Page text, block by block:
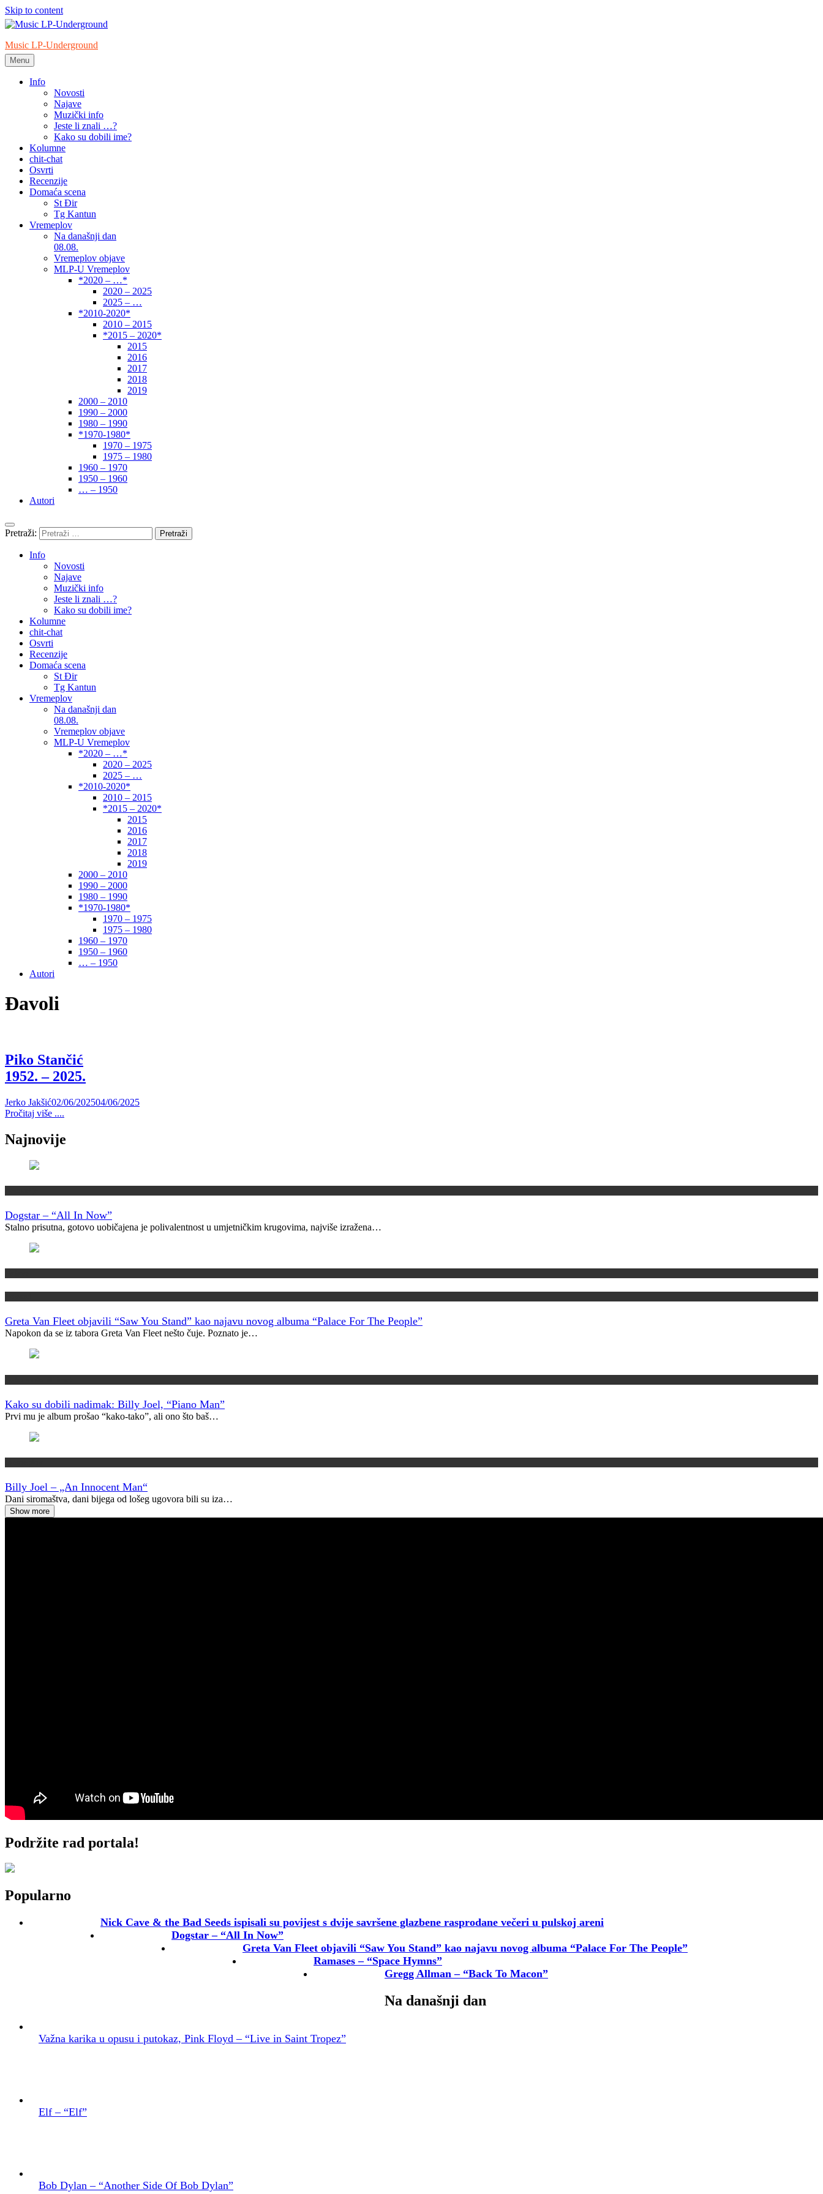
Skip to content
Music LP-Underground
samo muzika i …..
Menu
Info
Novosti
Najave
Muzički info
Jeste li znali …?
Kako su dobili ime?
Kolumne
chit-chat
Osvrti
Recenzije
Domaća scena
St Đir
Tg Kantun
Vremeplov
Na današnji dan
08.08.
Vremeplov objave
MLP-U Vremeplov
*2020 – …*
2020 – 2025
2025 – …
*2010-2020*
2010 – 2015
*2015 – 2020*
2015
2016
2017
2018
2019
2000 – 2010
1990 – 2000
1980 – 1990
*1970-1980*
1970 – 1975
1975 – 1980
1960 – 1970
1950 – 1960
… – 1950
Autori
Pretraži:
Info
Novosti
Najave
Muzički info
Jeste li znali …?
Kako su dobili ime?
Kolumne
chit-chat
Osvrti
Recenzije
Domaća scena
St Đir
Tg Kantun
Vremeplov
Na današnji dan
08.08.
Vremeplov objave
MLP-U Vremeplov
*2020 – …*
2020 – 2025
2025 – …
*2010-2020*
2010 – 2015
*2015 – 2020*
2015
2016
2017
2018
2019
2000 – 2010
1990 – 2000
1980 – 1990
*1970-1980*
1970 – 1975
1975 – 1980
1960 – 1970
1950 – 1960
… – 1950
Autori
Đavoli
Piko Stančić
1952. – 2025.
Jerko Jakšić02/06/202504/06/2025
Pročitaj više ....
Najnovije
Dogstar – “All In Now”
Stalno prisutna, gotovo uobičajena je polivalentnost u umjetničkim krugovima, najviše izražena…
Greta Van Fleet objavili “Saw You Stand” kao najavu novog albuma “Palace For The People”
Napokon da se iz tabora Greta Van Fleet nešto čuje. Poznato je…
Kako su dobili nadimak: Billy Joel, “Piano Man”
Prvi mu je album prošao “kako-tako”, ali ono što baš…
Billy Joel – „An Innocent Man“
Dani siromaštva, dani bijega od lošeg ugovora bili su iza…
Show more
Podržite rad portala!
Popularno
Nick Cave & the Bad Seeds ispisali su povijest s dvije savršene glazbene rasprodane večeri u pulskoj areni
Dogstar – “All In Now”
Greta Van Fleet objavili “Saw You Stand” kao najavu novog albuma “Palace For The People”
Ramases – “Space Hymns”
Gregg Allman – “Back To Macon”
Na današnji dan
Važna karika u opusu i putokaz, Pink Floyd – “Live in Saint Tropez”
Elf – “Elf”
Bob Dylan – “Another Side Of Bob Dylan”